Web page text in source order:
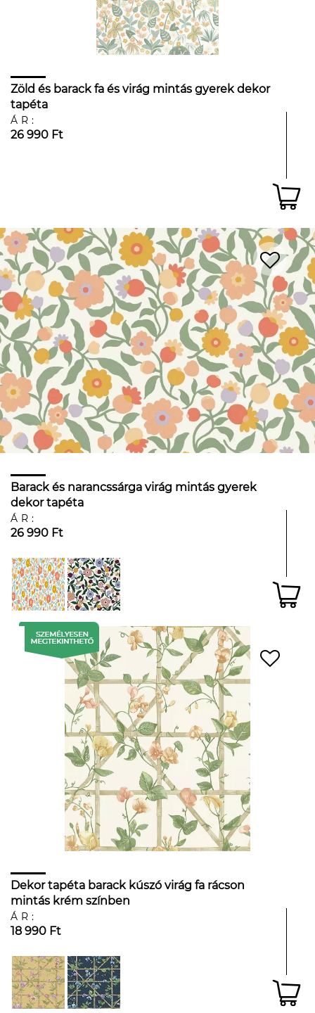
Zöld és barack fa és virág mintás gyerek dekor
tapéta
ÁR:
26 990 Ft
Barack és narancssárga virág mintás gyerek
dekor tapéta
ÁR:
26 990 Ft
Dekor tapéta barack kúszó virág fa rácson
mintás krém színben
ÁR:
18 990 Ft